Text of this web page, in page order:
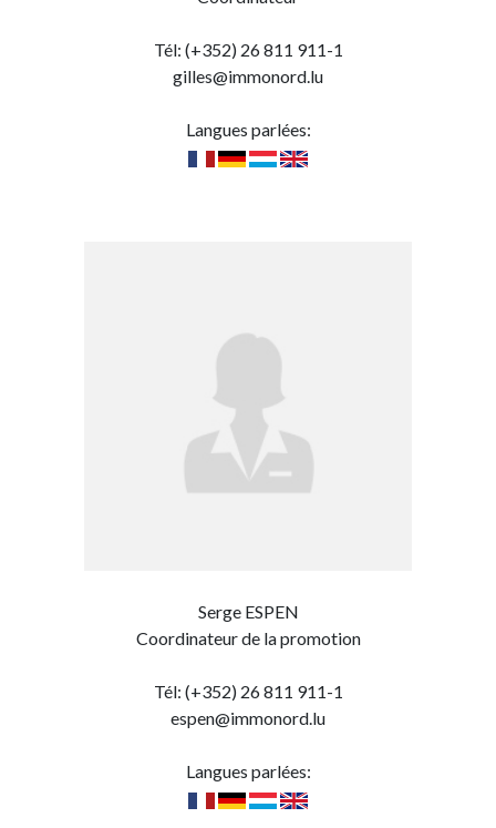
Tél: (+352) 26 811 911-1
gilles@immonord.lu
Langues parlées:
Serge ESPEN
Coordinateur de la promotion
Tél: (+352) 26 811 911-1
espen@immonord.lu
Langues parlées: